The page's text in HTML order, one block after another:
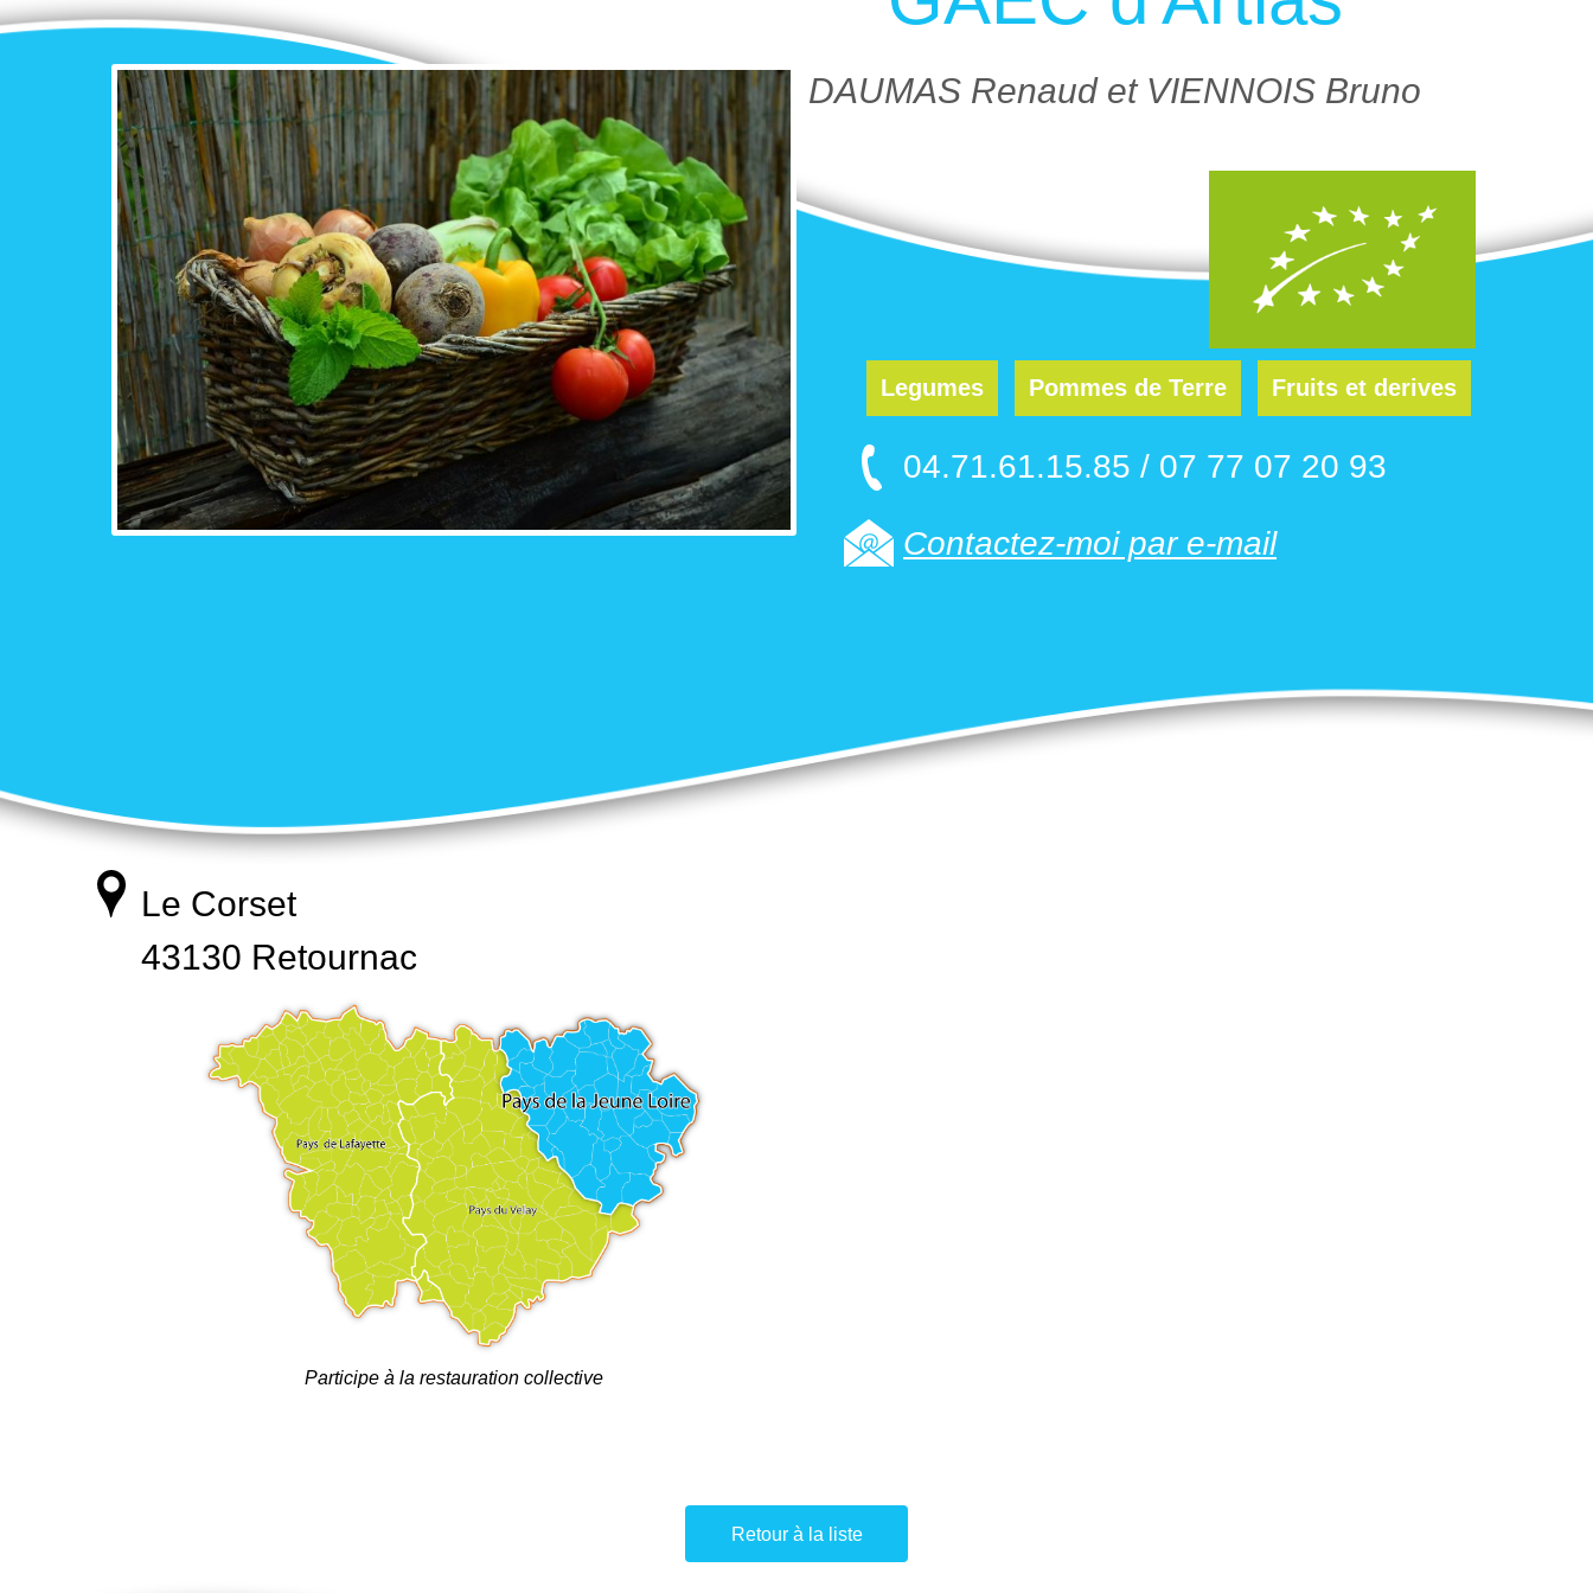
DAUMAS Renaud et VIENNOIS Bruno
Legumes Pommes de Terre Fruits et derives
04.71.61.15.85 / 07 77 07 20 93
Contactez-moi par e-mail
Le Corset
43130 Retournac
Participe à la restauration collective
Retour à la liste